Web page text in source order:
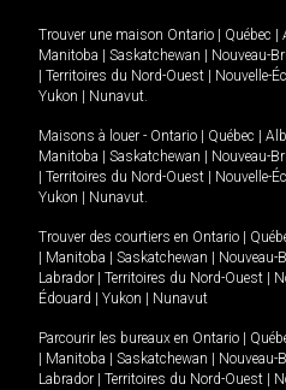
Trouver une maison Ontario Québec
Manitoba
Saskatchewan Nouveau-
Territoires du Nord-Ouest Nouvelle-
Yukon
Nunavut.
Maisons à louer - Ontario Québec
Manitoba
Saskatchewan Nouveau-
Territoires du Nord-Ouest Nouvelle-
Yukon
Nunavut.
Trouver des courtiers en Ontario
Manitoba Saskatchewan Nouveau-
Labrador
Territoires du Nord-Ouest
Édouard
Yukon Nunavut
Parcourir les bureaux en Ontario
Manitoba Saskatchewan Nouveau-
Labrador
Territoires du Nord-Ouest